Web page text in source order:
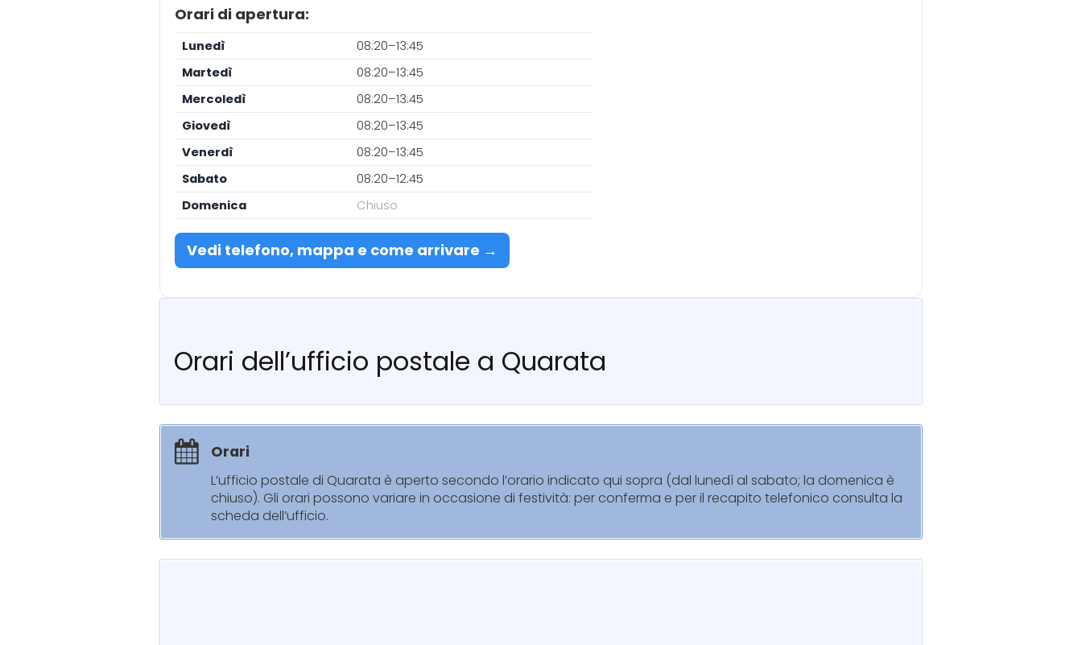
Orari di apertura:
Lunedì
08:20–13:45
Martedì
08:20–13:45
Mercoledì
08:20–13:45
Giovedì
08:20–13:45
Venerdì
08:20–13:45
Sabato
08:20–12:45
Domenica
Chiuso
Vedi telefono, mappa e come arrivare →
Orari dell’ufficio postale a Quarata
Orari
L’ufficio postale di Quarata è aperto secondo l’orario indicato qui sopra (dal lunedì al sabato; la domenica è
chiuso). Gli orari possono variare in occasione di festività: per conferma e per il recapito telefonico consulta la
scheda dell’ufficio.